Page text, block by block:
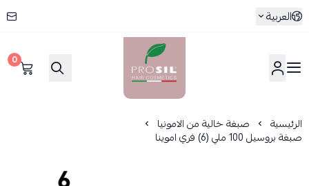
العربية
بروسيل
0
الرئيسية صبغة خالية من الامونيا
صبغة بروسيل 100 ملي (6) فري اموينا